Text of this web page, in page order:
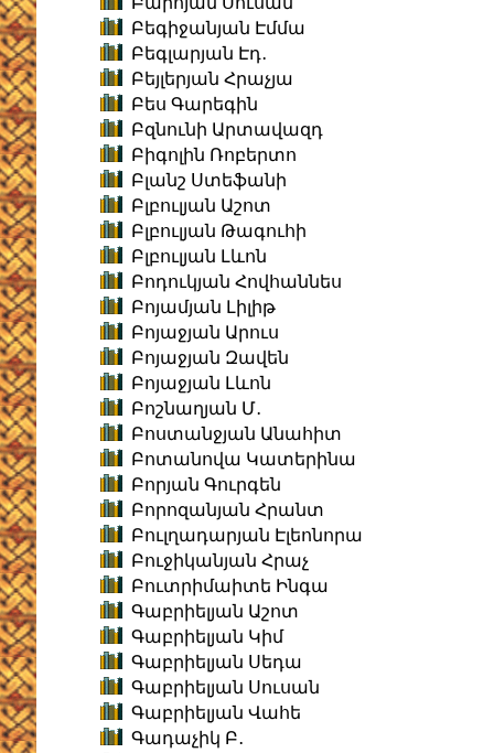
Բեգիջանյան Էմմա
Բեգլարյան Էդ․
Բեյլերյան Հրաչյա
Բես Գարեգին
Բզնունի Արտավազդ
Բիգոլին Ռոբերտո
Բլանշ Ստեֆանի
Բլբուլյան Աշոտ
Բլբուլյան Թագուհի
Բլբուլյան Լևոն
Բոդուկյան Հովհաննես
Բոյամյան Լիլիթ
Բոյաջյան Արուս
Բոյաջյան Զավեն
Բոյաջյան Լևոն
Բոշնաղյան Մ․
Բոստանջյան Անահիտ
Բոտանովա Կատերինա
Բորյան Գուրգեն
Բորոզանյան Հրանտ
Բուլղադարյան Էլեոնորա
Բուջիկանյան Հրաչ
Բուտրիմաիտե Ինգա
Գաբրիելյան Աշոտ
Գաբրիելյան Կիմ
Գաբրիելյան Սեդա
Գաբրիելյան Սուսան
Գաբրիելյան Վահե
Գադաչիկ Բ․